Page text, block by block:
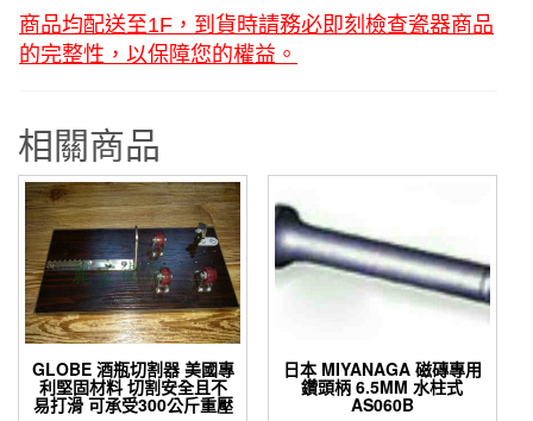
務
包
黑
色
另
售
吋
數
量
商品均配送至1F，到貨時請務必即刻檢查瓷器商品
的完整性，以保障您的權益。
相關商品
GLOBE 酒瓶切割器 美國專
利堅固材料 切割安全且不
易打滑 可承受300公斤重壓
日本 MIYANAGA 磁磚專用
鑽頭柄 6.5MM 水柱式
AS060B